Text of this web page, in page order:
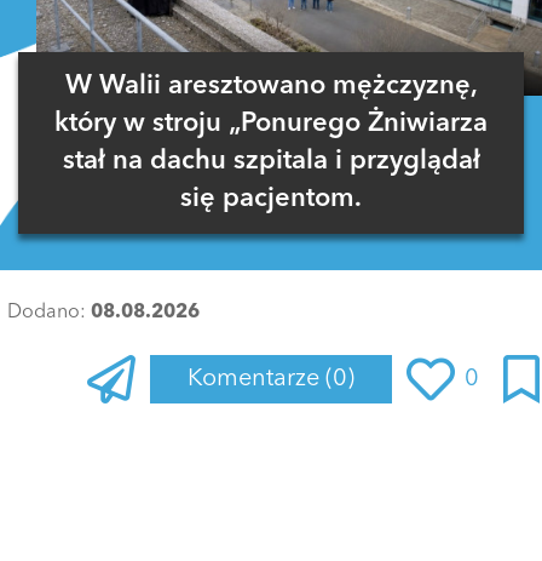
W Walii aresztowano mężczyznę,
który w stroju „Ponurego Żniwiarza
stał na dachu szpitala i przyglądał
się pacjentom.
Dodano: 08.08.2026
Komentarze (0) 0